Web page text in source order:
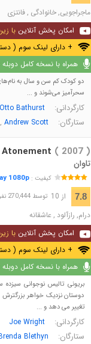
ماجراجویی, خانوادگی , فانتزی
امکان پخش آنلاین با
+ دارای لینک سوم (
همراه با نسخه کامل
دو کودک کم سن و سال به
سحرآمیز می‌شوند و ...
کارگردانی:Otto Bathurst
ستارگان: , Andrew Scott
Atonement ( 2007 )
تاوان
کیفیت :1080p
7.8 از 10 توسط 270,444 نفر در
درام, رازآلود ,عاشقانه
امکان پخش آنلاین با
+ دارای لینک سوم (
همراه با نسخه کامل
بریونی تالیس نوجوانی سیزده
دوستان نزدیک خواهر بزرگترش
تغییر می دهد و ...
کارگردانی:Joe Wright
ستارگان: Blethyn